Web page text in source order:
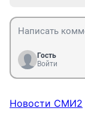
Гость
Войти
Новости СМИ2